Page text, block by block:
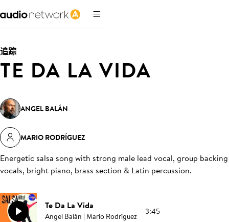
追踪
TE DA LA VIDA
ANGEL BALÁN
MARIO RODRÍGUEZ
Energetic salsa song with strong male lead vocal, group backing
vocals, bright piano, brass section & Latin percussion.
Te Da La Vida
Angel Balán | Mario Rodríguez 3:45